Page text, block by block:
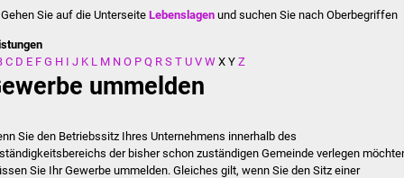
Gehen Sie auf die UnterseiteLebenslagen und suchen Sie nach Oberbegriffen
C D E F G H I J K L M N O P Q R S T U V W X Y Z
ummelden
Sie den Betriebssitz Ihres Unternehmens innerhalb des
der bisher schon zuständigen Gemeinde verlegen
Sie Ihr Gewerbe ummelden. Gleiches gilt, wenn Sie den Sitz einer